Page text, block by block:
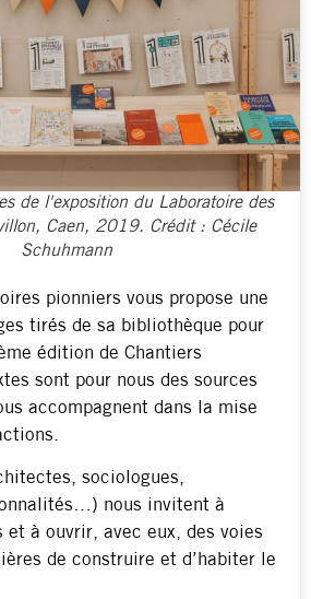
de l'exposition du Laboratoire des
Caen, 2019. Crédit : Cécile
Schuhmann
pionniers vous propose une
tirés de sa bibliothèque pour
édition de Chantiers
sont pour nous des sources
accompagnent dans la mise
sociologues,
nous invitent à
et à ouvrir, avec eux, des voies
de construire et d’habiter le